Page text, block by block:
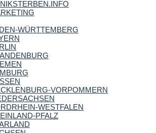
WÜRTTEMBERG
VORPOMMERN
WESTFALEN
PFALZ